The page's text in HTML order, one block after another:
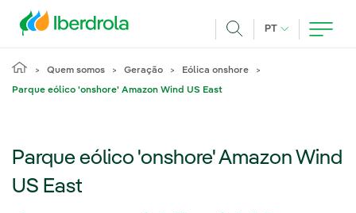
PT IDIOMA ATUAL,
Quem somos Geração Eólica onshore
Parque eólico 'onshore' Amazon Wind US East
Parque eólico 'onshore' Amazon Wind
US East